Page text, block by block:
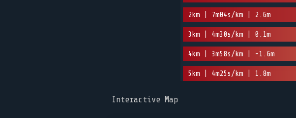
2km | 7m04s/km | 2.6m
3km | 4m30s/km | 0.1m
4km | 3m58s/km | -1.6m
5km | 4m25s/km | 1.8m
Interactive Map